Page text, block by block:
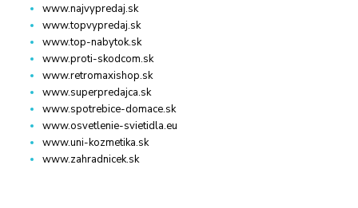
www.najvypredaj.sk
www.topvypredaj.sk
www.top-nabytok.sk
www.proti-skodcom.sk
www.retromaxishop.sk
www.superpredajca.sk
www.spotrebice-domace.sk
www.osvetlenie-svietidla.eu
www.uni-kozmetika.sk
www.zahradnicek.sk